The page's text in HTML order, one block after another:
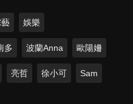
娛樂
多 波蘭Anna 歐陽姍
亮哲 徐小可 Sam